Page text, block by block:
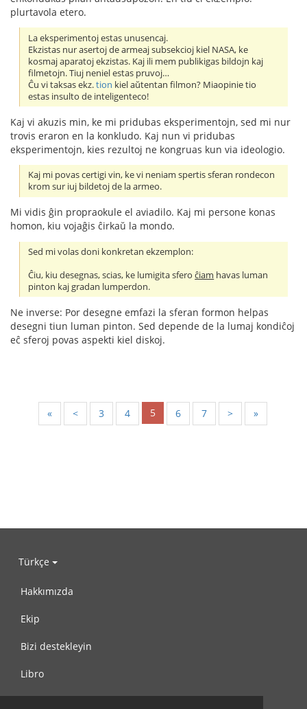
plurtavola etero.
La eksperimentoj estas unusencaj.
Ekzistas nur asertoj de armeaj subsekcioj kiel NASA, ke
kosmaj aparatoj ekzistas. Kaj ili mem publikigas bildojn kaj
filmetojn. Tiuj neniel estas pruvoj…
Ĉu vi taksas ekz.tion kiel aŭtentan filmon? Miaopinie tio
estas insulto de inteligenteco!
Kaj vi akuzis min, ke mi pridubas eksperimentojn, sed mi nur
trovis eraron en la konkludo. Kaj nun vi pridubas
eksperimentojn, kies rezultoj ne kongruas kun via ideologio.
Kaj mi povas certigi vin, ke vi neniam spertis sferan rondecon
krom sur iuj bildetoj de la armeo.
Mi vidis ĝin propraokule el aviadilo. Kaj mi persone konas
homon, kiu vojaĝis ĉirkaŭ la mondo.
Sed mi volas doni konkretan ekzemplon:
Ĉiu, kiu desegnas, scias, ke lumigita sferoĉiam havas luman
pinton kaj gradan lumperdon.
Ne inverse: Por desegne emfazi la sferan formon helpas
desegni tiun luman pinton. Sed depende de la lumaj kondiĉoj
eĉ sferoj povas aspekti kiel diskoj.
« < 3 4 5 6 7 > »
Türkçe
Hakkımızda
Ekip
Bizi destekleyin
Libro